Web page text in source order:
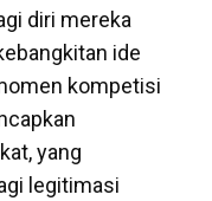
diri mereka
ide
kompetisi
yang
legitimasi